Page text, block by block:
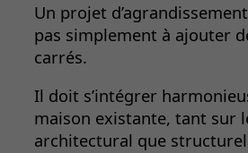
Un projet
pas simplement à ajouter
carrés.
Il doit s’intégrer
maison existante, tant sur
architectural que